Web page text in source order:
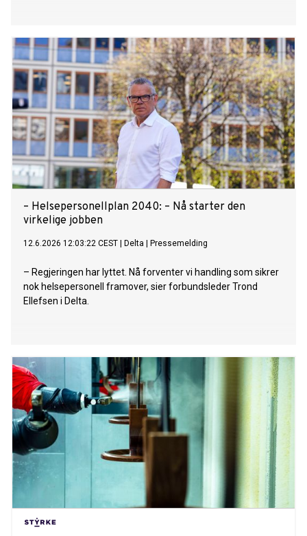
– Helsepersonellplan 2040: – Nå starter den
virkelige jobben
12.6.2026 12:03:22 CEST Delta Pressemelding
– Regjeringen har lyttet. Nå forventer vi handling som sikrer
nok helsepersonell framover, sier forbundsleder Trond
Ellefsen i Delta.